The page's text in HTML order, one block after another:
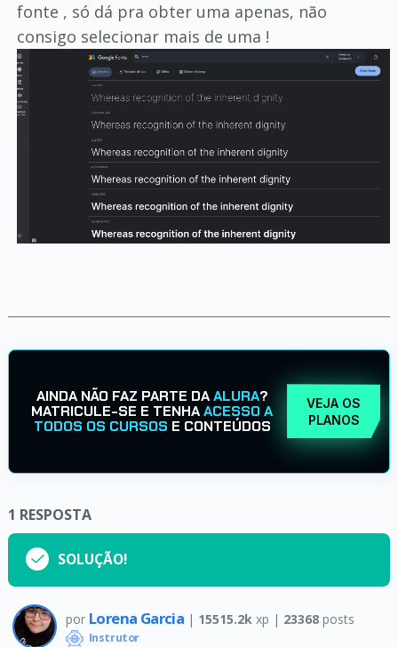
fonte , só dá pra obter uma apenas, não
consigo selecionar mais de uma !
AINDA NÃO FAZ PARTE DAALURA?
MATRICULE-SE E TENHAACESSO A
TODOS OS CURSOS E CONTEÚDOS
VEJA OS
PLANOS
1 RESPOSTA
SOLUÇÃO!
por Lorena Garcia | 15515.2kxp | 23368posts
Instrutor